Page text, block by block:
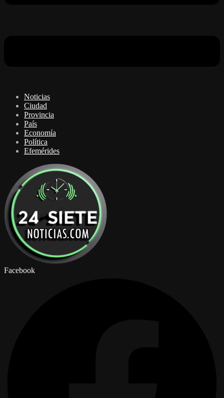
Noticias
Ciudad
Provincia
País
Economía
Política
Efemérides
Facebook